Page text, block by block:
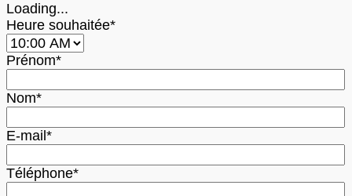
Loading...
Heure souhaitée*
Prénom*
Nom*
E-mail*
Téléphone*